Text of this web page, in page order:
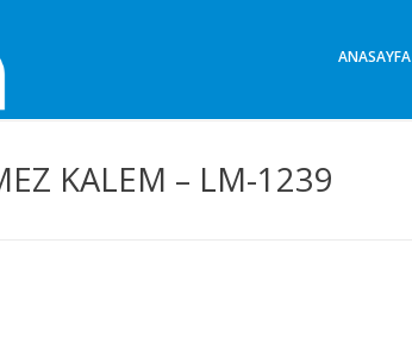
ANASAYFA
KALEM – LM-1239